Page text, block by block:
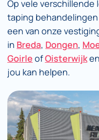
Op vele verschillende
taping behandelingen
een van onze
in Breda, Dongen,
Goirle ofOisterwijk
jou kan helpen.